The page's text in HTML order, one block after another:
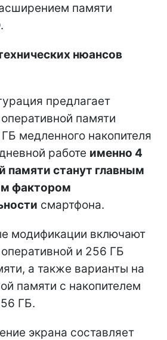
памяти
нюансов
предлагает
памяти
медленного накопителя
работе именно 4
памяти станут главным
фактором
смартфона.
модификации включают
и 256 ГБ
а также варианты на
памяти с накопителем
ГБ.
экрана составляет